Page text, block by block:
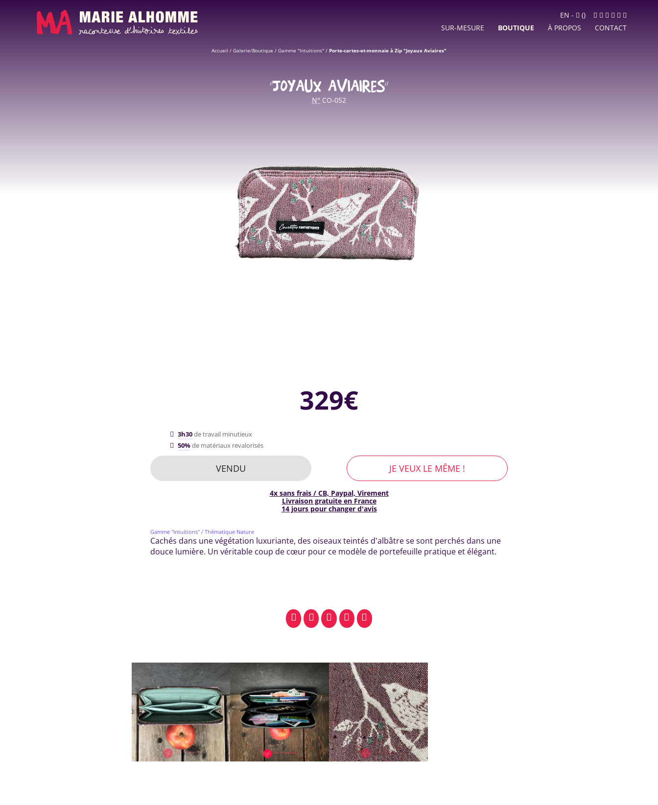
SUR-MESURE BOUTIQUE À PROPOS CONTACT
EN - Panier
() Facebook
Instagram
LinkedIn
Google
Youtube
Accueil / Galerie/Boutique / Gamme "Intuitions" / Porte-cartes-et-monnaie à Zip "Joyaux Aviaires"
“JOYAUX AVIAIRES”
N° CO-052
329€
3h30de travail minutieux
50%de matériaux revalorisés
VENDU JE VEUX LE MÊME !
4x sans frais / CB, Paypal, Virement
Livraison gratuite en France
14 jours pour changer d'avis
Gamme "Intuitions" / Thématique Nature
Cachés dans une végétation luxuriante, des oiseaux teintés d'albâtre se sont perchés dans une
douce lumière. Un véritable coup de cœur pour ce modèle de portefeuille pratique et élégant.
facebookpinterestwhatsapp
SMS email